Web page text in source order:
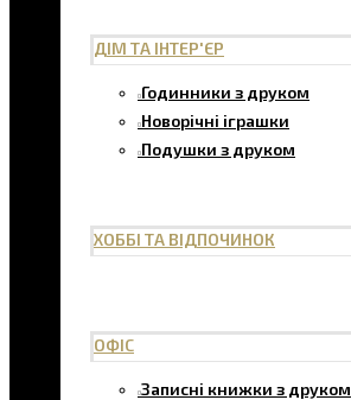
ДІМ ТА ІНТЕР'ЄР
Годинники з друком
Новорічні іграшки
Подушки з друком
ХОББІ ТА ВІДПОЧИНОК
ОФІС
Записні книжки з друком